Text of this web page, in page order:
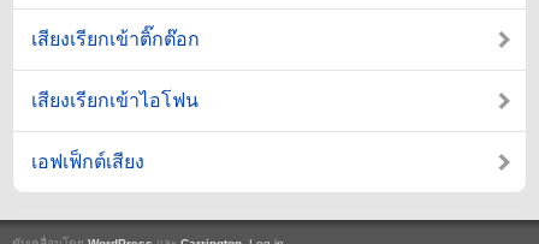
เสียงเรียกเข้าติ๊กต๊อก
เสียงเรียกเข้าไอโฟน
เอฟเฟ็กต์เสียง